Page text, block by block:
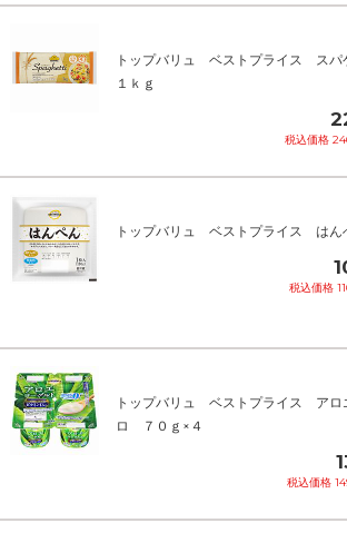
トップバリュ ベストプライス ス
１ｋｇ
税込価格
トップバリュ ベストプライス は
税込価格
トップバリュ ベストプライス ア
ロ ７０ｇ×４
税込価格